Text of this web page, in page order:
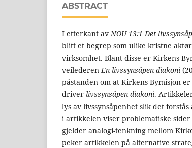
ABSTRACT
I etterkant av NOU 13:1 Det
blitt et begrep som ulike kristne
virksomhet. Blant disse er Kirkens
veilederen En livssynsåpen diakoni
påstanden om at Kirkens Bymisjon
driver livssynsåpen diakoni.
lys av livssynsåpenhet slik det
i artikkelen viser problematiske
gjelder analogi-tenkning mellom
peker artikkelen på alternative